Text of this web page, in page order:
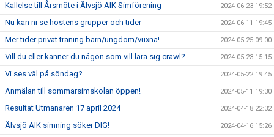
Kallelse till Årsmöte i Älvsjö AIK Simförening 2024-06-23 19:52
Nu kan ni se höstens grupper och tider 2024-06-11 19:45
Mer tider privat träning barn/ungdom/vuxna! 2024-05-25 09:00
Vill du eller känner du någon som vill lära sig crawl? 2024-05-23 15:15
Vi ses väl på söndag? 2024-05-22 19:45
Anmälan till sommarsimskolan öppen! 2024-05-11 19:30
Resultat Utmanaren 17 april 2024 2024-04-18 22:32
Älvsjö AIK simning söker DIG! 2024-04-16 15:26